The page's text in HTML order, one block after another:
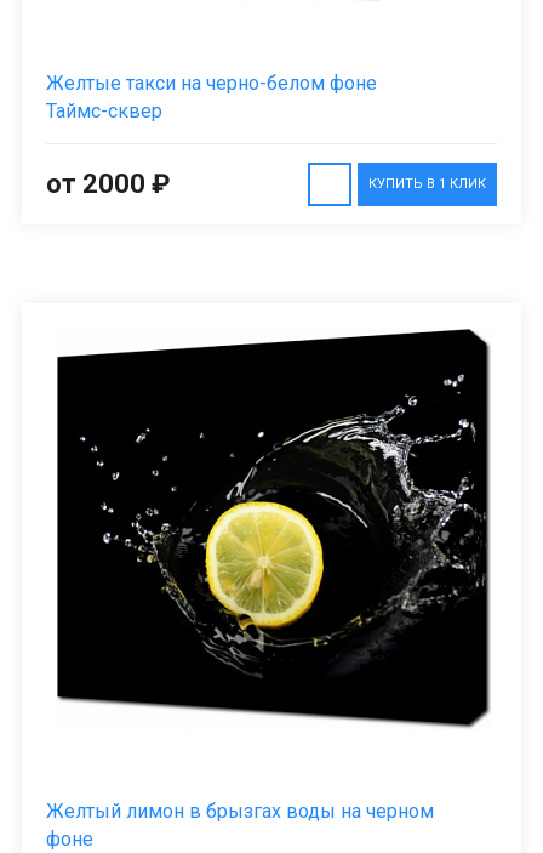
Желтые такси на черно-белом фоне
Таймс-сквер
КУПИТЬ В 1 КЛИК
от 2000 ₽
Желтый лимон в брызгах воды на черном
фоне